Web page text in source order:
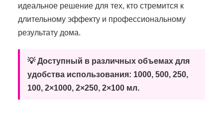
идеальное решение для тех, кто стремится к
длительному эффекту и профессиональному
результату дома.
💡 Доступный в различных объемах для
удобства использования: 1000, 500, 250,
100, 2×1000, 2×250, 2×100 мл.